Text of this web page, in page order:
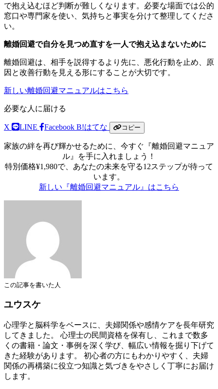
で抱え込むほど判断が難しくなります。必要な場面では公的
窓口や専門家を使い、気持ちと事実を分けて整理してくださ
い。
離婚回避で自分を見つめ直すを一人で抱え込まないために
離婚回避は、相手を説得するより先に、悪化行動を止め、原
因と改善行動を見える形にすることが大切です。
新しい離婚回避マニュアルはこちら
必要な人に届ける
X LINE Facebook B!はてな コピー
家族の絆を再び輝かせるために、今すぐ『離婚回避マニュア
ル』を手に入れましょう！
特別価格¥1,980で、あなたの未来を守る12ステップが待って
います。
新しい『離婚回避マニュアル』はこちら
この記事を書いた人
ユウスケ
心理学と脳科学をベースに、夫婦関係や感情ケアを長年研究
してきました。 心理士の民間資格を保有し、これまで数多
くの書籍・論文・事例を深く学び、幅広い情報を掘り下げて
きた経験があります。 初心者の方にもわかりやすく、夫婦
関係の再構築に役立つ知識と気づきをやさしく丁寧にお届け
します。